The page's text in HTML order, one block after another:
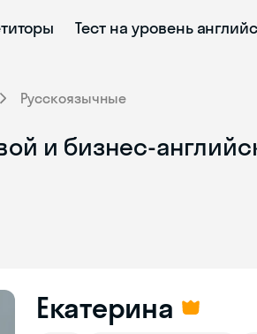
Тест на уровень
Русскоязычные
и бизнес-
Екатерина